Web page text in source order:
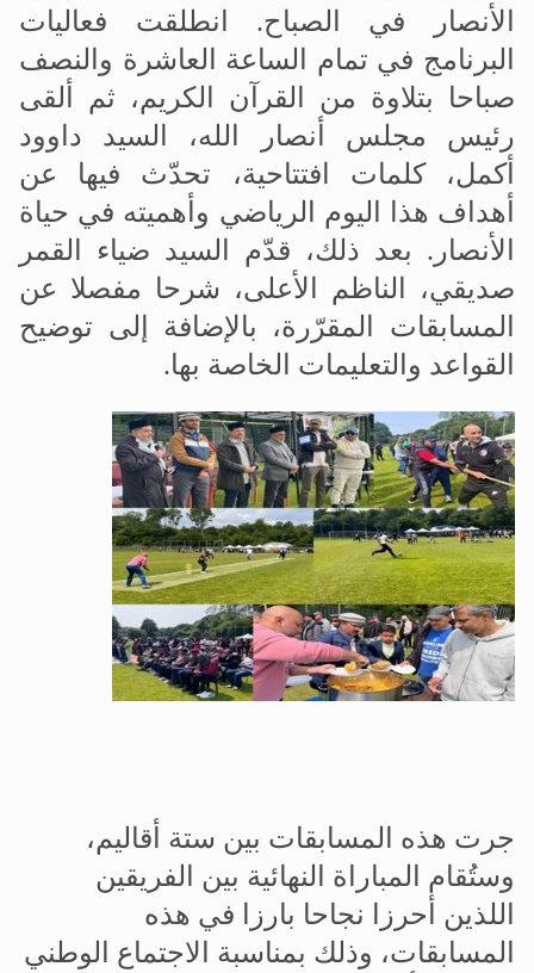
الأنصار في الصباح.
انطلقت فعاليات
البرنامج في تمام الساعة العاشرة والنصف
صباحا بتلاوة من القرآن الكريم، ثم ألقى
رئيس مجلس أنصار الله، السيد داوود
أكمل، كلمات افتتاحية، تحدّث فيها عن
أهداف هذا اليوم الرياضي وأهميته في حياة
الأنصار. بعد ذلك، قدّم السيد ضياء القمر
صديقي، الناظم الأعلى، شرحا مفصلا عن
المسابقات المقرّرة، بالإضافة إلى توضيح
القواعد والتعليمات الخاصة بها.
جرت هذه المسابقات بين ستة أقاليم،
وستُقام المباراة النهائية بين الفريقين
اللذين أحرزا نجاحا بارزا في هذه
المسابقات، وذلك بمناسبة الاجتماع الوطني